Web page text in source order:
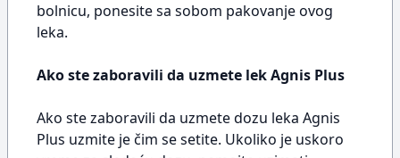
bolnicu, ponesite sa sobom pakovanje ovog
leka.
Ako ste zaboravili da uzmete lek Agnis Plus
Ako ste zaboravili da uzmete dozu leka Agnis
Plus uzmite je čim se setite. Ukoliko je uskoro